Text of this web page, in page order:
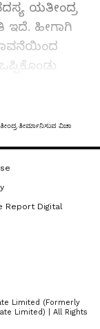
ಯತೀಂದ್ರ
ಹೀಗಾಗಿ
ಈ ಬಗ್ಗೆ
ಪುರಸಭೆ
Report Digital
Limited (Formerly
Limited) | All Rights